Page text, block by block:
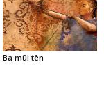
Ba mũi tên